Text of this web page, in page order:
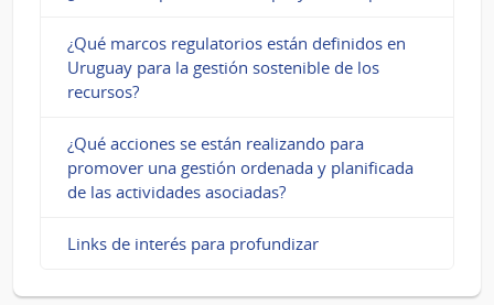
¿Qué marcos regulatorios están definidos en
Uruguay para la gestión sostenible de los
recursos?
¿Qué acciones se están realizando para
promover una gestión ordenada y planificada
de las actividades asociadas?
Links de interés para profundizar